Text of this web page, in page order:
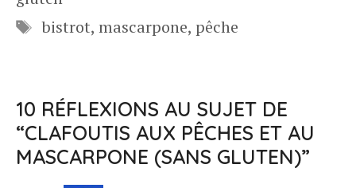
Étiquettes
bistrot, mascarpone, pêche
10 RÉFLEXIONS AU SUJET DE
“CLAFOUTIS AUX PÊCHES ET AU
MASCARPONE (SANS GLUTEN)”